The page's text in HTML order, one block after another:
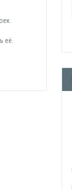
её.